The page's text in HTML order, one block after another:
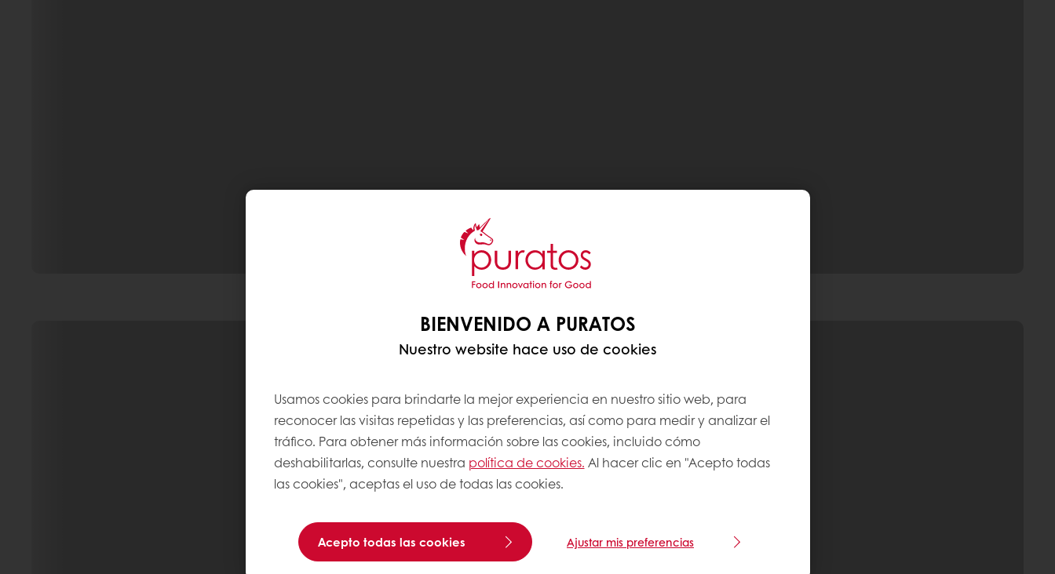
BIENVENIDO A PURATOS
Nuestro website hace uso de cookies
Usamos cookies para brindarte la mejor experiencia en nuestro sitio web, para
reconocer las visitas repetidas y las preferencias, así como para medir y analizar el
tráfico. Para obtener más información sobre las cookies, incluido cómo
deshabilitarlas, consulte nuestra política de cookies. Al hacer clic en "Acepto todas
las cookies", aceptas el uso de todas las cookies.
Acepto todas las cookies Ajustar mis preferencias